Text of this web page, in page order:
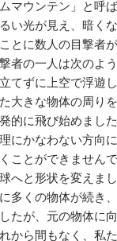
マウンテン」と呼
い光が見え、暗く
とに数人の目撃者
者の一人は次のよ
てずに上空で浮遊
大きな物体の周り
的に飛び始めまし
にかなわない方向
ことができません
へと形状を変えま
多くの物体が続き
たが、元の物体に
から間もなく、私